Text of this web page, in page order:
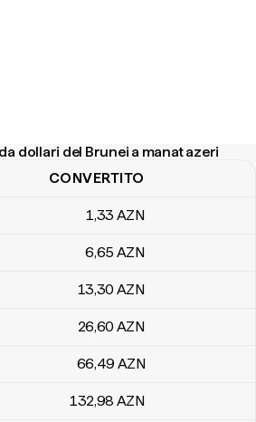
dollari del Brunei a manat azeri
dollari del Brunei a manat azeri
CONVERTITO
1,33 AZN
6,65 AZN
13,30 AZN
26,60 AZN
66,49 AZN
132,98 AZN